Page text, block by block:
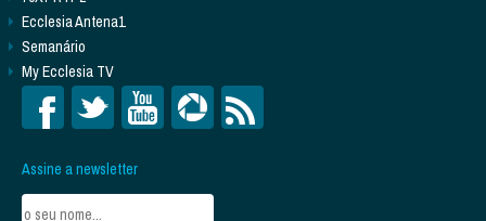
Ecclesia Antena1
Semanário
My Ecclesia TV
Assine a newsletter